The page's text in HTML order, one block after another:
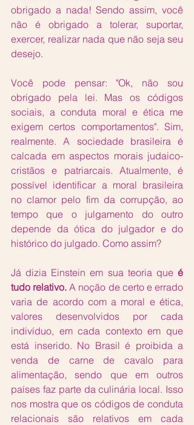
obrigado a nada! Sendo assim, você
não é obrigado a tolerar, suportar,
exercer, realizar nada que não seja seu
desejo.
Você pode pensar: "Ok, não sou
obrigado pela lei. Mas os códigos
sociais, a conduta moral e ética me
exigem certos comportamentos". Sim,
realmente. A sociedade brasileira é
calcada em aspectos morais judaico-
cristãos e patriarcais. Atualmente, é
possível identificar a moral brasileira
no clamor pelo fim da corrupção, ao
tempo que o julgamento do outro
depende da ótica do julgador e do
histórico do julgado. Como assim?
Já dizia Einstein em sua teoria que é
tudo relativo. A noção de certo e errado
varia de acordo com a moral e ética,
valores desenvolvidos por cada
indivíduo, em cada contexto em que
está inserido. No Brasil é proibida a
venda de carne de cavalo para
alimentação, sendo que em outros
países faz parte da culinária local. Isso
nos mostra que os códigos de conduta
relacionais são relativos em cada